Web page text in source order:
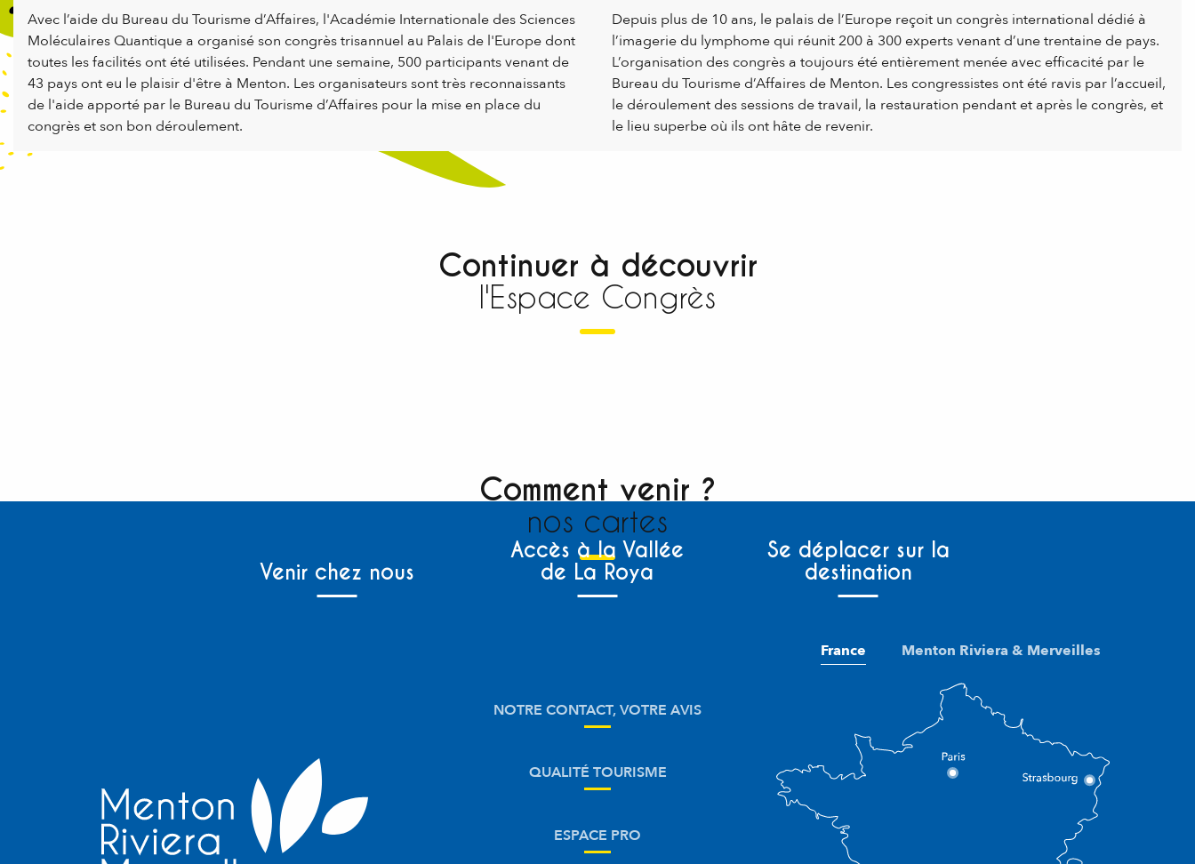
Avec l’aide du Bureau du Tourisme d’Affaires, l'Académie Internationale des Sciences
Moléculaires Quantique a organisé son congrès trisannuel au Palais de l'Europe dont
toutes les facilités ont été utilisées. Pendant une semaine, 500 participants venant de
43 pays ont eu le plaisir d'être à Menton. Les organisateurs sont très reconnaissants
de l'aide apporté par le Bureau du Tourisme d’Affaires pour la mise en place du
congrès et son bon déroulement.
Depuis plus de 10 ans, le palais de l’Europe reçoit un congrès international dédié à
l’imagerie du lymphome qui réunit 200 à 300 experts venant d’une trentaine de pays.
L’organisation des congrès a toujours été entièrement menée avec efficacité par le
Bureau du Tourisme d’Affaires de Menton. Les congressistes ont été ravis par l’accueil,
le déroulement des sessions de travail, la restauration pendant et après le congrès, et
le lieu superbe où ils ont hâte de revenir.
Continuer à découvrir
l'Espace Congrès
Comment venir ?
nos cartes
Venir chez nous
Accès à la Vallée
de La Roya
Se déplacer sur la
destination
NOTRE CONTACT, VOTRE AVIS
QUALITÉ TOURISME
ESPACE PRO
France Menton Riviera & Merveilles